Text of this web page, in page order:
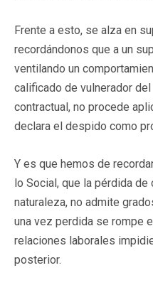
Frente a esto, se alza en
recordándonos que a un
ventilando un
calificado de vulnerador
contractual, no procede
declara el despido como
Y es que hemos de
lo Social, que la pérdida
naturaleza, no admite
una vez perdida se rompe
relaciones laborales
posterior.